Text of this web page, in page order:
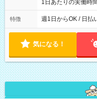
1日あたりの実働時
00 ※週1日～OK ／ 夜勤専従 ＊＊ 勤務時間例 ＊＊ ■22時か
ら翌7時 ■23時から翌8
ます。 ※曜日固定
特徴 週1日からOK / 日払
気になる！